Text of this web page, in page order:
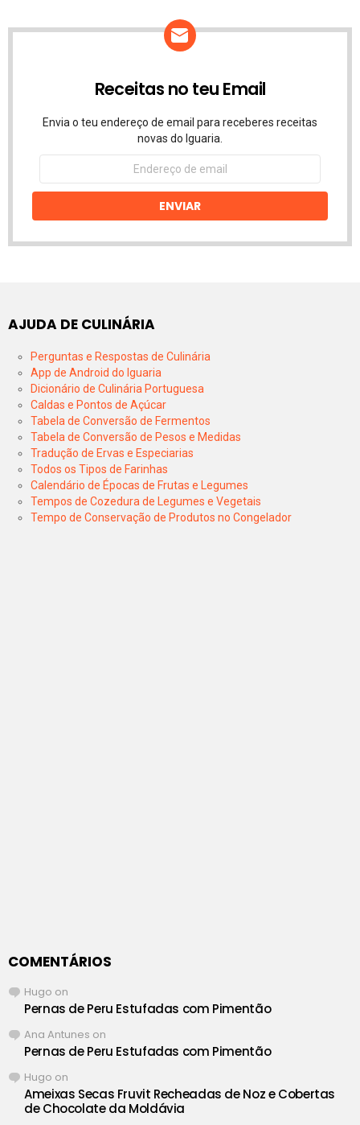
Receitas no teu Email
Envia o teu endereço de email para receberes receitas
novas do Iguaria.
Endereço
email
ENVIAR
AJUDA DE CULINÁRIA
Perguntas e Respostas de Culinária
App de Android do Iguaria
Dicionário de Culinária Portuguesa
Caldas e Pontos de Açúcar
Tabela de Conversão de Fermentos
Tabela de Conversão de Pesos e Medidas
Tradução de Ervas e Especiarias
Todos os Tipos de Farinhas
Calendário de Épocas de Frutas e Legumes
Tempos de Cozedura de Legumes e Vegetais
Tempo de Conservação de Produtos no Congelador
COMENTÁRIOS
Hugo on
Pernas de Peru Estufadas com Pimentão
Ana Antunes on
Pernas de Peru Estufadas com Pimentão
Hugo on
Ameixas Secas Fruvit Recheadas de Noz e Cobertas
de Chocolate da Moldávia